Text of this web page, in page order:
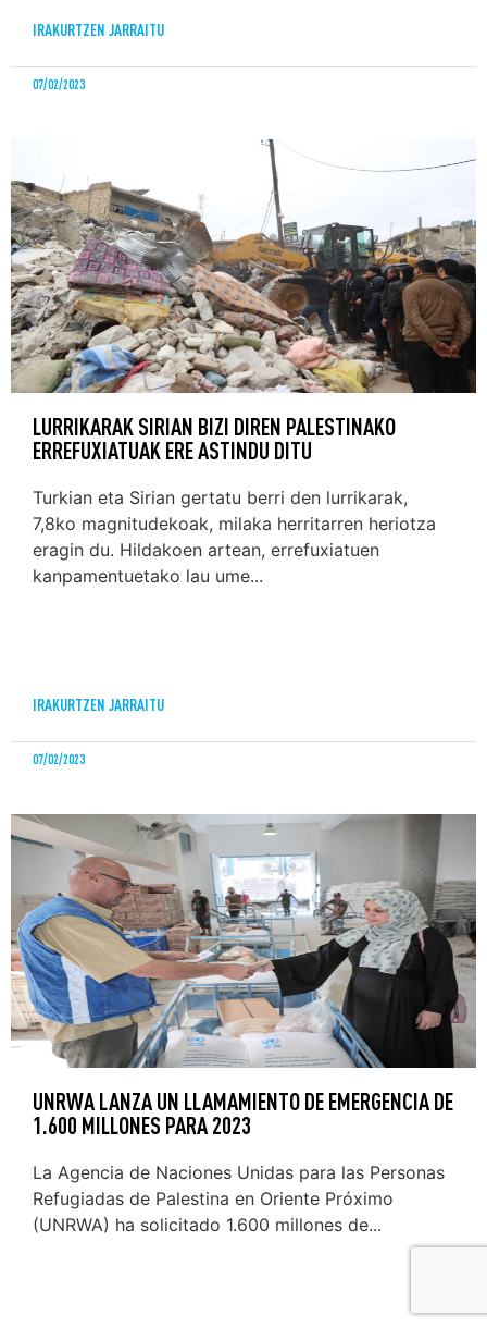
IRAKURTZEN JARRAITU
07/02/2023
LURRIKARAK SIRIAN BIZI DIREN PALESTINAKO
ERREFUXIATUAK ERE ASTINDU DITU
Turkian eta Sirian gertatu berri den lurrikarak,
7,8ko magnitudekoak, milaka herritarren heriotza
eragin du. Hildakoen artean, errefuxiatuen
kanpamentuetako lau ume...
IRAKURTZEN JARRAITU
07/02/2023
UNRWA LANZA UN LLAMAMIENTO DE EMERGENCIA DE
1.600 MILLONES PARA 2023
La Agencia de Naciones Unidas para las Personas
Refugiadas de Palestina en Oriente Próximo
(UNRWA) ha solicitado 1.600 millones de...